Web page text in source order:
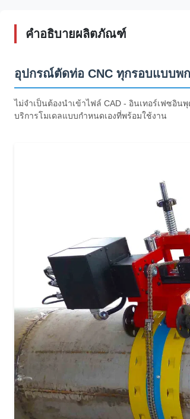
คำอธิบายผลิตภัณฑ์
อุปกรณ์ตัดท่อ CNC ทุกรอบแบบพ
ไม่จำเป็นต้องนำเข้าไฟล์ CAD - อินเทอร์เฟซอิ
บริการโมเดลแบบกำหนดเองที่พร้อมใช้งาน